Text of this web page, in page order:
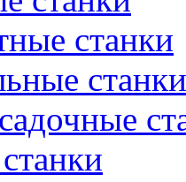
станки
станки